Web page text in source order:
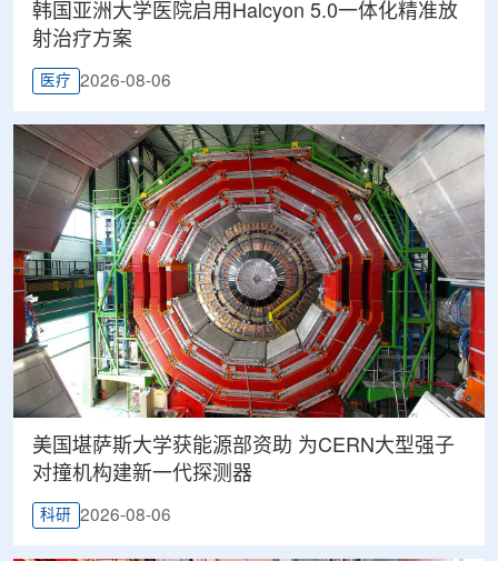
韩国亚洲大学医院启用Halcyon 5.0一体化精准放
射治疗方案
医疗 2026-08-06
美国堪萨斯大学获能源部资助 为CERN大型强子
对撞机构建新一代探测器
科研 2026-08-06